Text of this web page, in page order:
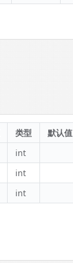
类型 默认值
int
int
int